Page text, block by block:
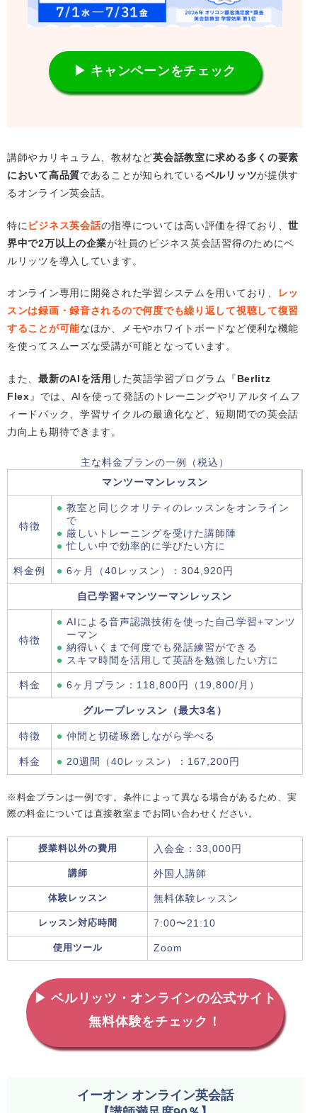
▶ キャンペーンをチェック
講師やカリキュラム、教材など英会話教室に求める多くの要素
において高品質であることが知られているベルリッツが提供す
るオンライン英会話。
特に ビジネス英会話の指導については高い評価を得ており、世
界中で2万以上の企業が社員のビジネス英会話習得のためにベ
ルリッツを導入しています。
オンライン専用に開発された学習システムを用いており、
レッ
スンは録画・録音されるので何度でも繰り返して視聴して復習
することが可能なほか、メモやホワイトボードなど便利な機能
を使ってスムーズな受講が可能となっています。
また、最新のAIを活用 した英語学習プログラム『Berlitz
Flex 』では、AIを使って発話のトレーニングやリアルタイムフ
ィードバック、学習サイクルの最適化など、短期間での英会話
力向上も期待できます。
主な料金プランの一例（税込）
マンツーマンレッスン
特徴
教室と同じクオリティのレッスンをオンライン
で
厳しいトレーニングを受けた講師陣
忙しい中で効率的に学びたい方に
料金例 6ヶ月（40レッスン）：304,920円
自己学習+マンツーマンレッスン
特徴
AIによる音声認識技術を使った自己学習+マンツ
ーマン
納得いくまで何度でも発話練習ができる
スキマ時間を活用して英語を勉強したい方に
料金 6ヶ月プラン：118,800円（19,800/月）
グループレッスン（最大3名）
特徴 仲間と切磋琢磨しながら学べる
料金 20週間（40レッスン）：167,200円
※料金プランは一例です。条件によって異なる場合があるため、実
際の料金については直接教室までお問い合わせください。
授業料以外の費用 入会金：33,000円
講師 外国人講師
体験レッスン 無料体験レッスン
レッスン対応時間 7:00〜21:10
使用ツール Zoom
▶ ベルリッツ・オンラインの公式サイト
無料体験をチェック！
イーオン オンライン英会話